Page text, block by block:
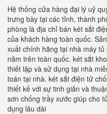
Hệ thống cửa hàng đại lý uỷ
trưng bày tại các tỉnh, thành
phòng là địa chỉ bán két sắt
của khách hàng toàn quốc.
xuất chính hãng tại nhà máy
năm trên toàn quốc. két sắt
thiết lập và sử dụng tại nhà
toán tại nhà. két sắt điện tử
thiết kế với sự tinh giản và
sơn chống trầy xước giúp cho
dụng lâu dài